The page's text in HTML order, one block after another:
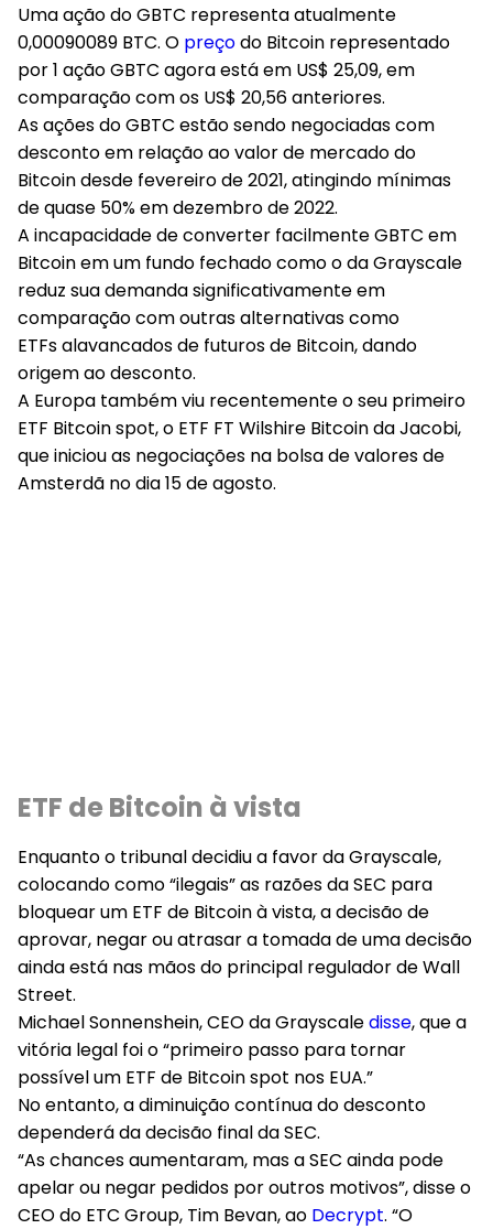
Uma ação do GBTC representa atualmente
0,00090089 BTC. O preçodo Bitcoin representado
por 1 ação GBTC agora está em US$ 25,09, em
comparação com os US$ 20,56 anteriores.
As ações do GBTC estão sendo negociadas com
desconto em relação ao valor de mercado do
Bitcoin desde fevereiro de 2021, atingindo mínimas
de quase 50% em dezembro de 2022.
A incapacidade de converter facilmente GBTC em
Bitcoin em um fundo fechado como o da Grayscale
reduz sua demanda significativamente em
comparação com outras alternativas como
ETFs alavancados de futuros de Bitcoin, dando
origem ao desconto.
A Europa também viu recentemente o seu primeiro
ETF Bitcoin spot, o ETF FT Wilshire Bitcoin da Jacobi,
que iniciou as negociações na bolsa de valores de
Amsterdã no dia 15 de agosto.
ETF de Bitcoin à vista
Enquanto o tribunal decidiu a favor da Grayscale,
colocando como “ilegais” as razões da SEC para
bloquear um ETF de Bitcoin à vista, a decisão de
aprovar, negar ou atrasar a tomada de uma decisão
ainda está nas mãos do principal regulador de Wall
Street.
Michael Sonnenshein, CEO da Grayscaledisse, que a
vitória legal foi o “primeiro passo para tornar
possível um ETF de Bitcoin spot nos EUA.”
No entanto, a diminuição contínua do desconto
dependerá da decisão final da SEC.
“As chances aumentaram, mas a SEC ainda pode
apelar ou negar pedidos por outros motivos”, disse o
CEO do ETC Group, Tim Bevan, ao Decrypt. “O